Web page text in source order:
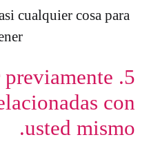
cualquier cosa para
“
previamente
con
usted mismo.